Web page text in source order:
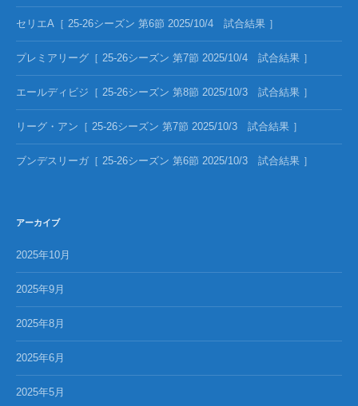
セリエA［ 25-26シーズン 第6節 2025/10/4 試合結果 ］
プレミアリーグ［ 25-26シーズン 第7節 2025/10/4 試合結果 ］
エールディビジ［ 25-26シーズン 第8節 2025/10/3 試合結果 ］
リーグ・アン［ 25-26シーズン 第7節 2025/10/3 試合結果 ］
ブンデスリーガ［ 25-26シーズン 第6節 2025/10/3 試合結果 ］
アーカイブ
2025年10月
2025年9月
2025年8月
2025年6月
2025年5月